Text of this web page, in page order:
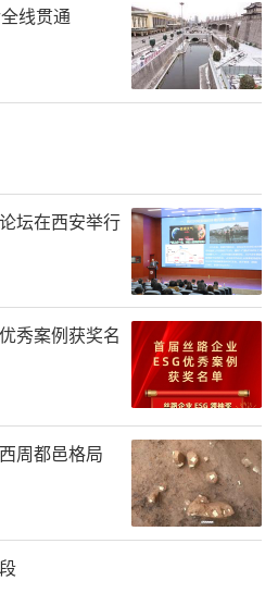
线贯通
坛在西安举行
秀案例获奖名
周都邑格局